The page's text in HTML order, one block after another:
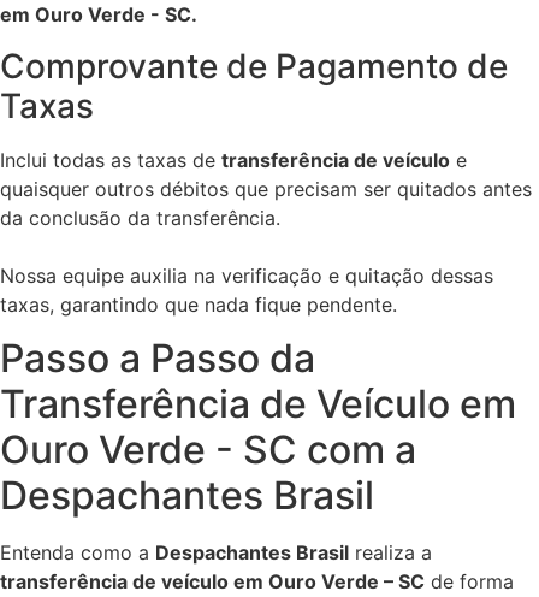
em Ouro Verde - SC.
Comprovante de Pagamento de
Taxas
Inclui todas as taxas de transferência de veículo e
quaisquer outros débitos que precisam ser quitados antes
da conclusão da transferência.
Nossa equipe auxilia na verificação e quitação dessas
taxas, garantindo que nada fique pendente.
Passo a Passo da
Transferência de Veículo em
Ouro Verde - SC com a
Despachantes Brasil
Entenda como a Despachantes Brasil realiza a
transferência de veículo em Ouro Verde – SC de forma